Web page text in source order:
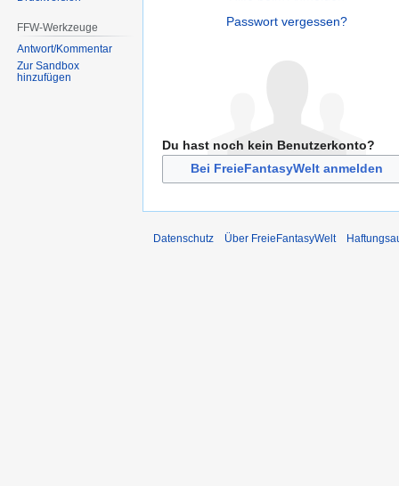
Passwort vergessen?
Du hast noch kein Benutzerkonto?
Bei FreieFantasyWelt anmelden
FFW-Werkzeuge
Antwort/Kommentar
Zur Sandbox
hinzufügen
Datenschutz Über FreieFantasyWelt